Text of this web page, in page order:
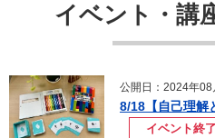
イベント・講
公開日：2024年08
8/18【自己理解
イベント終了